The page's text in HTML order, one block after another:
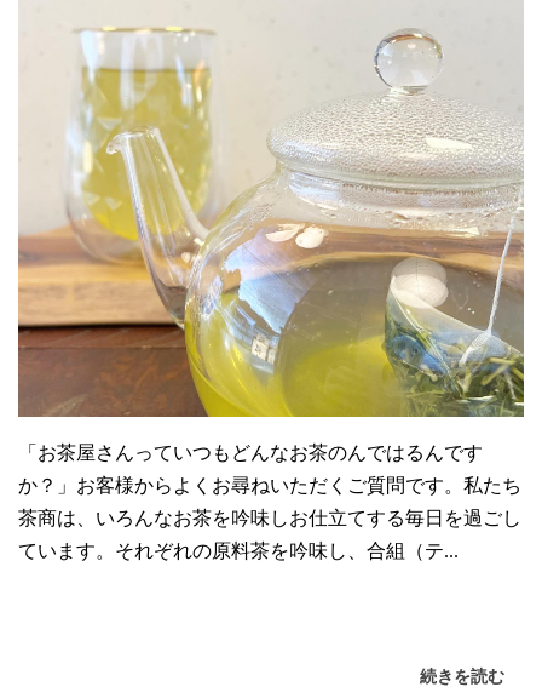
「お茶屋さんっていつもどんなお茶のんではるんです
か？」お客様からよくお尋ねいただくご質問です。私たち
茶商は、いろんなお茶を吟味しお仕立てする毎日を過ごし
ています。それぞれの原料茶を吟味し、合組（テ...
続きを読む